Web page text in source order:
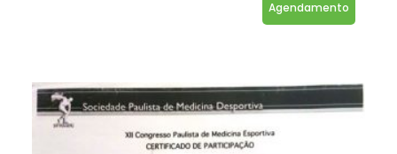
Agendamento